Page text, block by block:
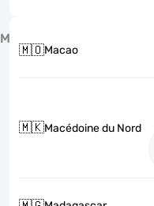
M
🇲🇴Macao
🇲🇰Macédoine du Nord